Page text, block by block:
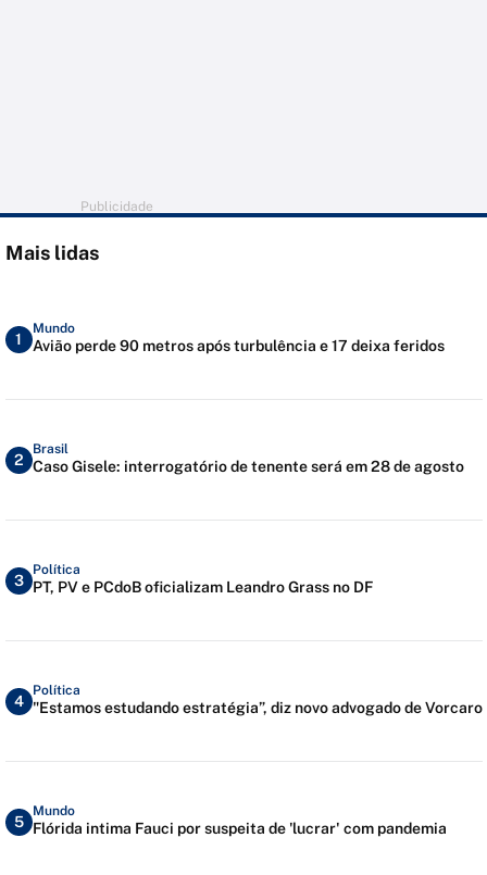
Publicidade
Mais lidas
1
Mundo
Avião perde 90 metros após turbulência e 17 deixa feridos
2
Brasil
Caso Gisele: interrogatório de tenente será em 28 de agosto
3
Política
PT, PV e PCdoB oficializam Leandro Grass no DF
4
Política
"Estamos estudando estratégia”, diz novo advogado de Vorcaro
5
Mundo
Flórida intima Fauci por suspeita de 'lucrar' com pandemia